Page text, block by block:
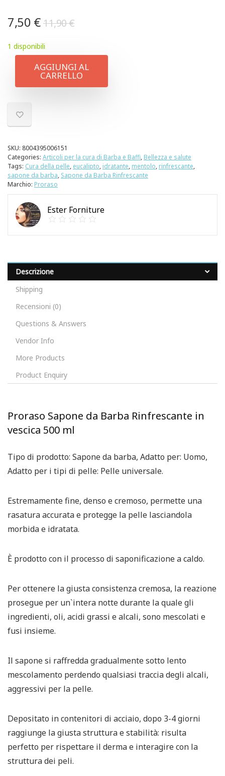
11,90€
7,50 €
1 disponibili
AGGIUNGI AL
CARRELLO
SKU: 8004395006151
Categories: Articoli per la cura di Barba e Baffi, Bellezza e salute
Tags: Cura della pelle, eucalipto, idratante, mentolo, rinfrescante,
sapone da barba, Sapone da Barba Rinfrescante
Marchio: Proraso
Ester Forniture
Descrizione
Shipping
Recensioni (0)
Questions & Answers
Vendor Info
More Products
Product Enquiry
Proraso Sapone da Barba Rinfrescante in
vescica 500 ml
Tipo di prodotto: Sapone da barba, Adatto per: Uomo,
Adatto per i tipi di pelle: Pelle universale.
Estremamente fine, denso e cremoso, permette una
rasatura accurata e protegge la pelle lasciandola
morbida e idratata.
È prodotto con il processo di saponificazione a caldo.
Per ottenere la giusta consistenza cremosa, la reazione
prosegue per un`intera notte durante la quale gli
ingredienti, oli, acidi grassi e alcali, sono mescolati e
fusi insieme.
Il sapone si raffredda gradualmente sotto lento
mescolamento perdendo qualsiasi traccia degli alcali,
aggressivi per la pelle.
Depositato in contenitori di acciaio, dopo 3-4 giorni
raggiunge la giusta struttura e stabilità: risulta
perfetto per rispettare il derma e interagire con la
struttura dei peli.